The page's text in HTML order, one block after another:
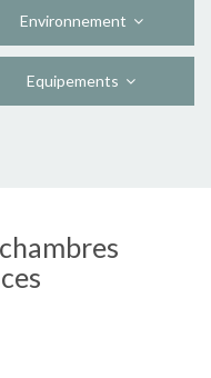
Environnement
Equipements